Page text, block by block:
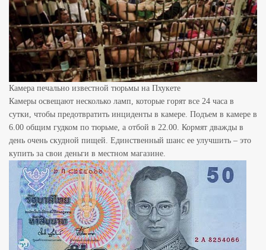
Камера печально известной тюрьмы на Пхукете
Камеры освещают несколько ламп, которые горят все 24 часа в
сутки, чтобы предотвратить инциденты в камере. Подъем в камере в
6.00 общим гудком по тюрьме, а отбой в 22.00. Кормят дважды в
день очень скудной пищей. Единственный шанс ее улучшить – это
купить за свои деньги в местном магазине.